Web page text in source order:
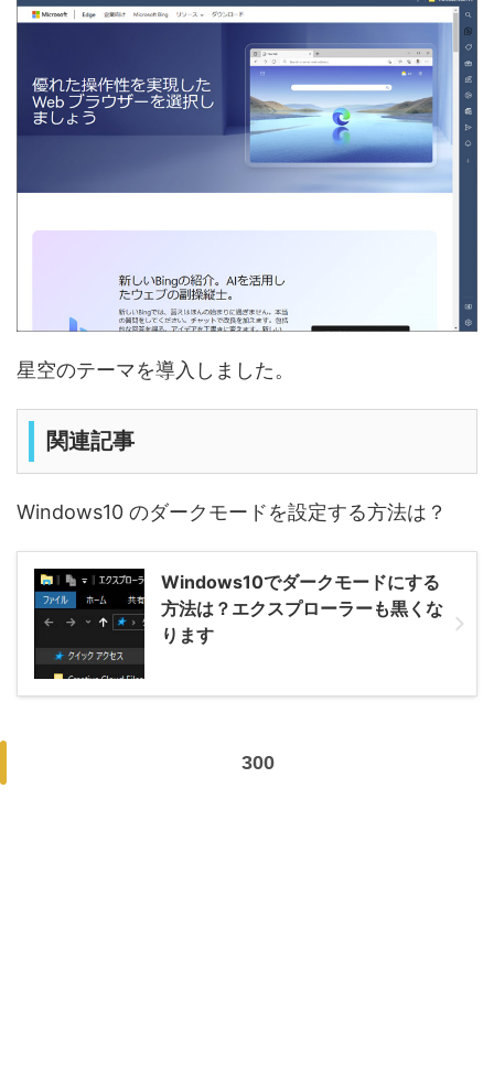
星空のテーマを導入しました。
関連記事
Windows10 のダークモードを設定する方法は？
Windows10でダークモードにする
方法は？エクスプローラーも黒くな
ります
300